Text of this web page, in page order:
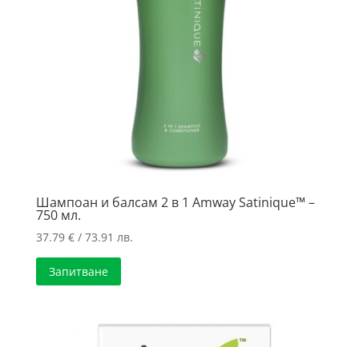
Шампоан и балсам 2 в 1 Amway Satinique™ –
750 мл.
37.79 €/ 73.91 лв.
Запитване